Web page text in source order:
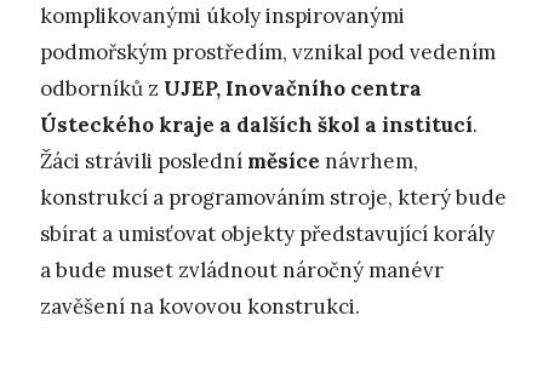
komplikovanými úkoly inspirovanými
podmořským prostředím, vznikal pod vedením
odborníků z UJEP, Inovačního centra
Ústeckého kraje a dalších škol a institucí.
Žáci strávili poslední měsíce návrhem,
konstrukcí a programováním stroje, který bude
sbírat a umisťovat objekty představující korály
a bude muset zvládnout náročný manévr
zavěšení na kovovou konstrukci.